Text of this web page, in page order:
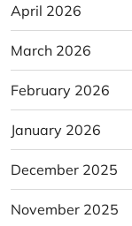
April 2026
March 2026
February 2026
January 2026
December 2025
November 2025